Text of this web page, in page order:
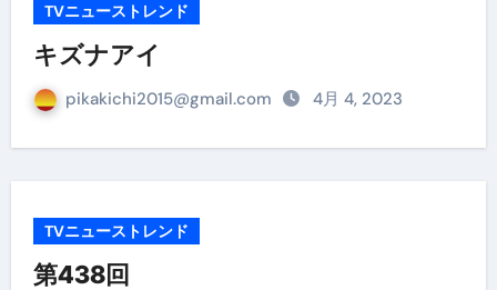
TVニューストレンド
キズナアイ
pikakichi2015@gmail.com 4月 4, 2023
TVニューストレンド
第438回